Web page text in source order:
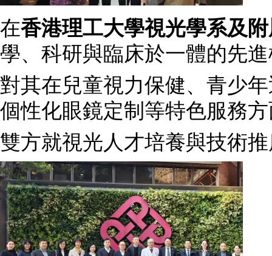
在香港理工大學視光學系及
學、科研與臨床於一體的先
對其在兒童視力保健、青少
個性化眼鏡定制等特色服務
雙方就視光人才培養與技術